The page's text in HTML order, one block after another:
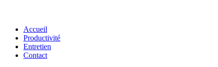
Accueil
Productivité
Entretien
Contact